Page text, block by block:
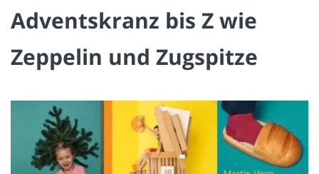
Adventskranz bis Z wie
Zeppelin und Zugspitze